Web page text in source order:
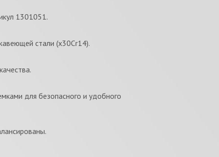
1301051.
стали (х30Cr14).
для безопасного и удобного